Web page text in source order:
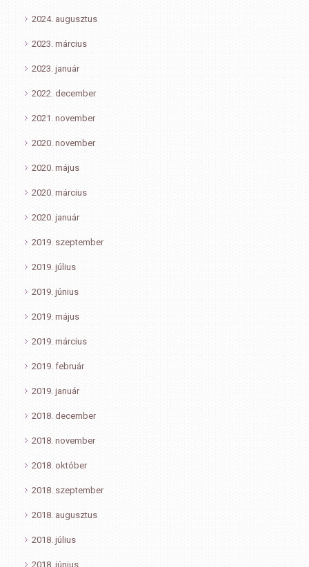
2024. augusztus
2023. március
2023. január
2022. december
2021. november
2020. november
2020. május
2020. március
2020. január
2019. szeptember
2019. július
2019. június
2019. május
2019. március
2019. február
2019. január
2018. december
2018. november
2018. október
2018. szeptember
2018. augusztus
2018. július
2018. június